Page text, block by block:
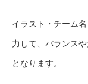
イラスト・チーム
力して、バランス
となります。